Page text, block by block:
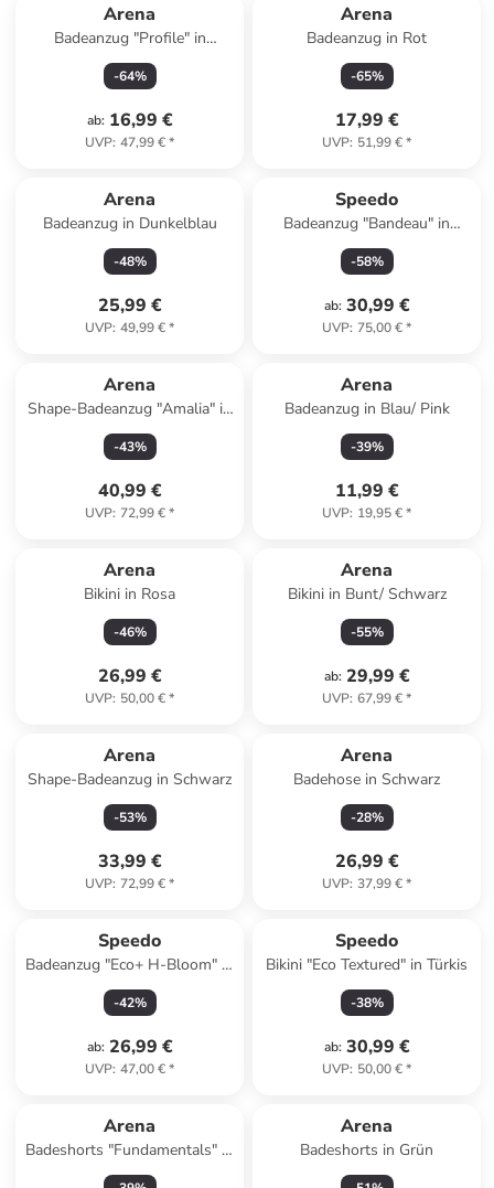
Arena
Badeanzug "Profile" in
Schwarz/ Grau
-64%
ab: 16,99 €
UVP: 47,99 €*
Arena
Badeanzug in Rot
-65%
17,99 €
UVP: 51,99 €*
Arena
Badeanzug in Dunkelblau
-48%
25,99 €
UVP: 49,99 €*
Speedo
Badeanzug "Bandeau" in
Schwarz
-58%
ab: 30,99 €
UVP: 75,00 €*
Arena
Shape-Badeanzug "Amalia" in
Schwarz
-43%
40,99 €
UVP: 72,99 €*
Arena
Badeanzug in Blau/ Pink
-39%
11,99 €
UVP: 19,95 €*
Arena
Bikini in Rosa
-46%
26,99 €
UVP: 50,00 €*
Arena
Bikini in Bunt/ Schwarz
-55%
ab: 29,99 €
UVP: 67,99 €*
Arena
Shape-Badeanzug in Schwarz
-53%
33,99 €
UVP: 72,99 €*
Arena
Badehose in Schwarz
-28%
26,99 €
UVP: 37,99 €*
Speedo
Badeanzug "Eco+ H-Bloom" in
Schwarz/ Blau
-42%
ab: 26,99 €
UVP: 47,00 €*
Speedo
Bikini "Eco Textured" in Türkis
-38%
ab: 30,99 €
UVP: 50,00 €*
Arena
Badeshorts "Fundamentals" in
Schwarz
Arena
Badeshorts in Grün